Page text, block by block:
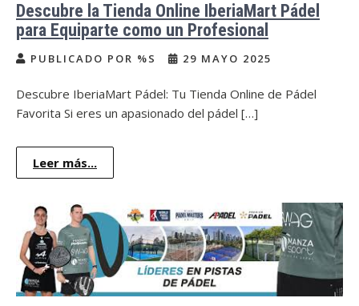
Descubre la Tienda Online IberiaMart Pádel
para Equiparte como un Profesional
PUBLICADO POR %S 29 MAYO 2025
Descubre IberiaMart Pádel: Tu Tienda Online de Pádel
Favorita Si eres un apasionado del pádel […]
Leer más...